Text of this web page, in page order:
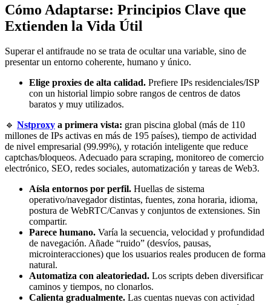
Cómo Adaptarse: Principios Clave que
Extienden la Vida Útil
Superar el antifraude no se trata de ocultar una variable, sino de
presentar un entorno coherente, humano y único.
Elige proxies de alta calidad. Prefiere IPs residenciales/ISP
con un historial limpio sobre rangos de centros de datos
baratos y muy utilizados.
🔹 Nstproxy a primera vista: gran piscina global (más de 110
millones de IPs activas en más de 195 países), tiempo de actividad
de nivel empresarial (99.99%), y rotación inteligente que reduce
captchas/bloqueos. Adecuado para scraping, monitoreo de comercio
electrónico, SEO, redes sociales, automatización y tareas de Web3.
Aísla entornos por perfil. Huellas de sistema
operativo/navegador distintas, fuentes, zona horaria, idioma,
postura de WebRTC/Canvas y conjuntos de extensiones. Sin
compartir.
Parece humano. Varía la secuencia, velocidad y profundidad
de navegación. Añade “ruido” (desvíos, pausas,
microinteracciones) que los usuarios reales producen de forma
natural.
Automatiza con aleatoriedad. Los scripts deben diversificar
caminos y tiempos, no clonarlos.
Calienta gradualmente. Las cuentas nuevas con actividad